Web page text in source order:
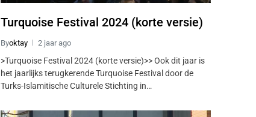
Turquoise Festival 2024 (korte versie)
Byoktay 2 jaar ago
>Turquoise Festival 2024 (korte versie)>> Ook dit jaar is
het jaarlijks terugkerende Turquoise Festival door de
Turks-Islamitische Culturele Stichting in…